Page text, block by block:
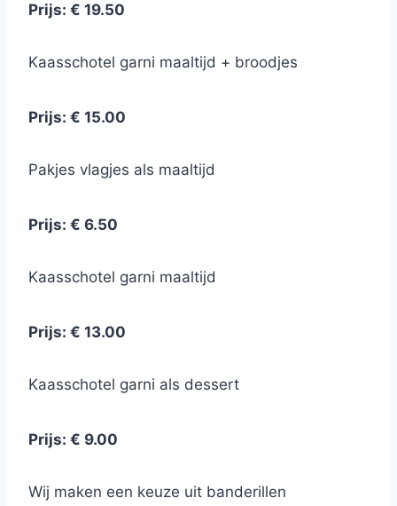
Prijs: € 19.50
Kaasschotel garni maaltijd + broodjes
Prijs: € 15.00
Pakjes vlagjes als maaltijd
Prijs: € 6.50
Kaasschotel garni maaltijd
Prijs: € 13.00
Kaasschotel garni als dessert
Prijs: € 9.00
Wij maken een keuze uit banderillen